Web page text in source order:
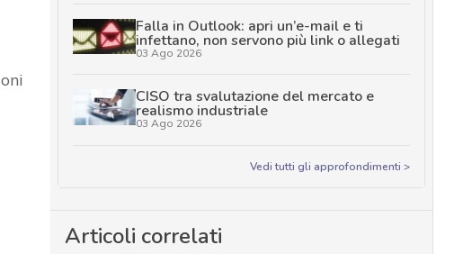
Falla in Outlook: apri un’e-mail e ti
infettano, non servono più link o allegati
03 Ago 2026
CISO tra svalutazione del mercato e
realismo industriale
03 Ago 2026
Vedi tutti gli approfondimenti >
Articoli correlati